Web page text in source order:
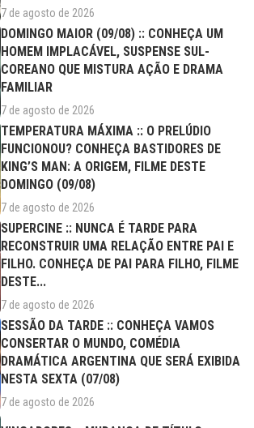
7 de agosto de 2026
DOMINGO MAIOR (09/08) :: CONHEÇA UM
HOMEM IMPLACÁVEL, SUSPENSE SUL-
COREANO QUE MISTURA AÇÃO E DRAMA
FAMILIAR
7 de agosto de 2026
TEMPERATURA MÁXIMA :: O PRELÚDIO
FUNCIONOU? CONHEÇA BASTIDORES DE
KING’S MAN: A ORIGEM, FILME DESTE
DOMINGO (09/08)
7 de agosto de 2026
SUPERCINE :: NUNCA É TARDE PARA
RECONSTRUIR UMA RELAÇÃO ENTRE PAI E
FILHO. CONHEÇA DE PAI PARA FILHO, FILME
DESTE...
7 de agosto de 2026
SESSÃO DA TARDE :: CONHEÇA VAMOS
CONSERTAR O MUNDO, COMÉDIA
DRAMÁTICA ARGENTINA QUE SERÁ EXIBIDA
NESTA SEXTA (07/08)
7 de agosto de 2026